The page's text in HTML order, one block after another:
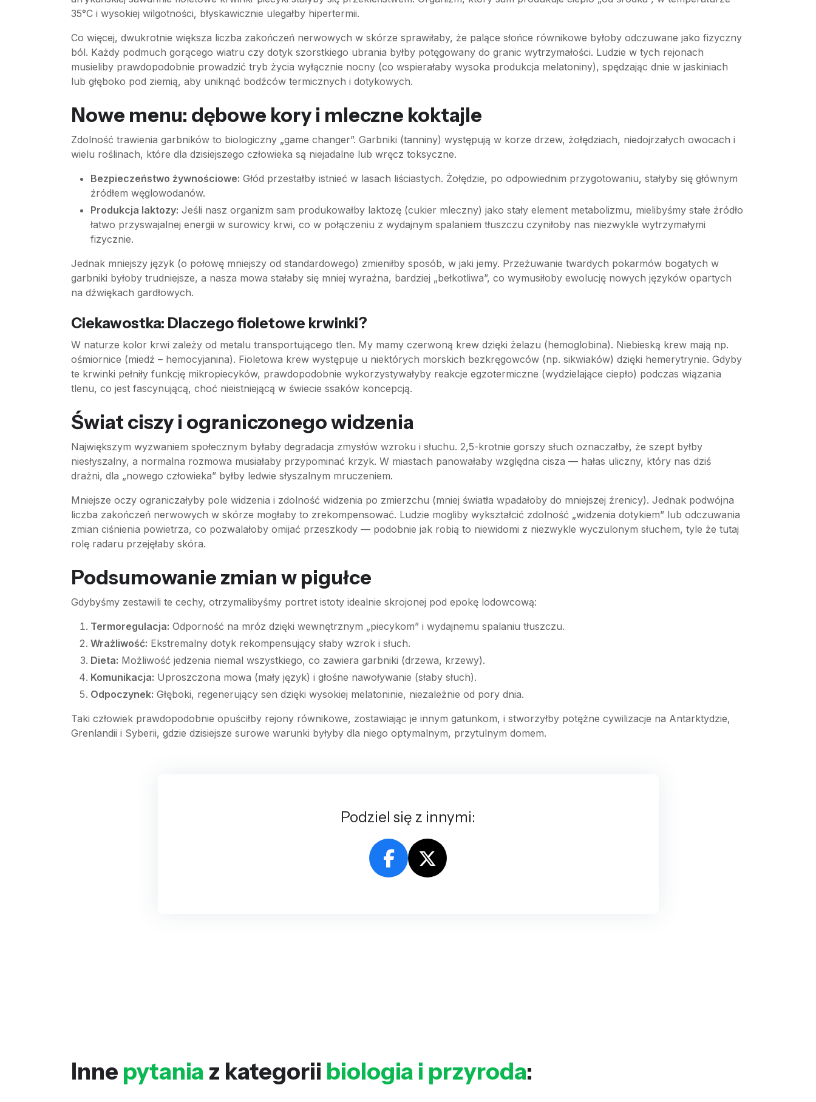
35°C i wysokiej wilgotności, błyskawicznie ulegałby hipertermii.
Co więcej, dwukrotnie większa liczba zakończeń nerwowych w skórze sprawiłaby, że palące słońce równikowe byłoby odczuwane jako fizyczny
ból. Każdy podmuch gorącego wiatru czy dotyk szorstkiego ubrania byłby potęgowany do granic wytrzymałości. Ludzie w tych rejonach
musieliby prawdopodobnie prowadzić tryb życia wyłącznie nocny (co wspierałaby wysoka produkcja melatoniny), spędzając dnie w jaskiniach
lub głęboko pod ziemią, aby uniknąć bodźców termicznych i dotykowych.
Nowe menu: dębowe kory i mleczne koktajle
Zdolność trawienia garbników to biologiczny „game changer”. Garbniki (tanniny) występują w korze drzew, żołędziach, niedojrzałych owocach i
wielu roślinach, które dla dzisiejszego człowieka są niejadalne lub wręcz toksyczne.
Bezpieczeństwo żywnościowe: Głód przestałby istnieć w lasach liściastych. Żołędzie, po odpowiednim przygotowaniu, stałyby się głównym
źródłem węglowodanów.
Produkcja laktozy: Jeśli nasz organizm sam produkowałby laktozę (cukier mleczny) jako stały element metabolizmu, mielibyśmy stałe źródło
łatwo przyswajalnej energii w surowicy krwi, co w połączeniu z wydajnym spalaniem tłuszczu czyniłoby nas niezwykle wytrzymałymi
fizycznie.
Jednak mniejszy język (o połowę mniejszy od standardowego) zmieniłby sposób, w jaki jemy. Przeżuwanie twardych pokarmów bogatych w
garbniki byłoby trudniejsze, a nasza mowa stałaby się mniej wyraźna, bardziej „bełkotliwa”, co wymusiłoby ewolucję nowych języków opartych
na dźwiękach gardłowych.
Ciekawostka: Dlaczego fioletowe krwinki?
W naturze kolor krwi zależy od metalu transportującego tlen. My mamy czerwoną krew dzięki żelazu (hemoglobina). Niebieską krew mają np.
ośmiornice (miedź – hemocyjanina). Fioletowa krew występuje u niektórych morskich bezkręgowców (np. sikwiaków) dzięki hemerytrynie. Gdyby
te krwinki pełniły funkcję mikropiecyków, prawdopodobnie wykorzystywałyby reakcje egzotermiczne (wydzielające ciepło) podczas wiązania
tlenu, co jest fascynującą, choć nieistniejącą w świecie ssaków koncepcją.
Świat ciszy i ograniczonego widzenia
Największym wyzwaniem społecznym byłaby degradacja zmysłów wzroku i słuchu. 2,5-krotnie gorszy słuch oznaczałby, że szept byłby
niesłyszalny, a normalna rozmowa musiałaby przypominać krzyk. W miastach panowałaby względna cisza — hałas uliczny, który nas dziś
drażni, dla „nowego człowieka” byłby ledwie słyszalnym mruczeniem.
Mniejsze oczy ograniczałyby pole widzenia i zdolność widzenia po zmierzchu (mniej światła wpadałoby do mniejszej źrenicy). Jednak podwójna
liczba zakończeń nerwowych w skórze mogłaby to zrekompensować. Ludzie mogliby wykształcić zdolność „widzenia dotykiem” lub odczuwania
zmian ciśnienia powietrza, co pozwalałoby omijać przeszkody — podobnie jak robią to niewidomi z niezwykle wyczulonym słuchem, tyle że tutaj
rolę radaru przejęłaby skóra.
Podsumowanie zmian w pigułce
Gdybyśmy zestawili te cechy, otrzymalibyśmy portret istoty idealnie skrojonej pod epokę lodowcową:
Termoregulacja: Odporność na mróz dzięki wewnętrznym „piecykom” i wydajnemu spalaniu tłuszczu.
Wrażliwość: Ekstremalny dotyk rekompensujący słaby wzrok i słuch.
Dieta: Możliwość jedzenia niemal wszystkiego, co zawiera garbniki (drzewa, krzewy).
Komunikacja: Uproszczona mowa (mały język) i głośne nawoływanie (słaby słuch).
Odpoczynek: Głęboki, regenerujący sen dzięki wysokiej melatoninie, niezależnie od pory dnia.
Taki człowiek prawdopodobnie opuściłby rejony równikowe, zostawiając je innym gatunkom, i stworzyłby potężne cywilizacje na Antarktydzie,
Grenlandii i Syberii, gdzie dzisiejsze surowe warunki byłyby dla niego optymalnym, przytulnym domem.
Podziel się z innymi:
Inne pytania z kategorii biologia i przyroda: